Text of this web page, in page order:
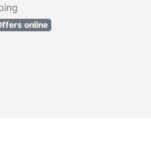
online